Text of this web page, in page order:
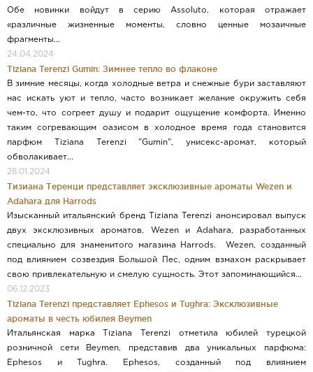
Обе новинки войдут в серию Assoluto, которая отражает
«различные жизненные моменты, словно ценные мозаичные
фрагменты...
24.04.2024
Tiziana Terenzi Gumin: Зимнее тепло во флаконе
В зимние месяцы, когда холодные ветра и снежные бури заставляют
нас искать уют и тепло, часто возникает желание окружить себя
чем-то, что согреет душу и подарит ощущение комфорта. Именно
таким согревающим оазисом в холодное время года становится
парфюм Tiziana Terenzi "Gumin", унисекс-аромат, который
обволакивает...
28.01.2024
Тизиана Теренци представляет эксклюзивные ароматы Wezen и
Adahara для Harrods
Изысканный итальянский бренд Tiziana Terenzi анонсировал выпуск
двух эксклюзивных ароматов, Wezen и Adahara, разработанных
специально для знаменитого магазина Harrods. Wezen, созданный
под влиянием созвездия Большой Пес, одним взмахом раскрывает
свою привлекательную и смелую сущность. Этот запоминающийся...
06.12.2023
Tiziana Terenzi представляет Ephesos и Tughra: Эксклюзивные
ароматы в честь юбилея Beymen
Итальянская марка Tiziana Terenzi отметила юбилей турецкой
розничной сети Beymen, представив два уникальных парфюма:
Ephesos и Tughra. Ephesos, созданный под влиянием